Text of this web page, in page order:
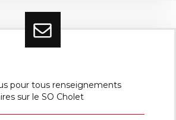
pour tous renseignements
sur le SO Cholet